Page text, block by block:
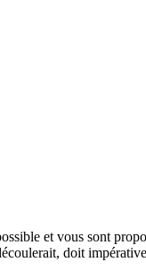
et vous sont
doit